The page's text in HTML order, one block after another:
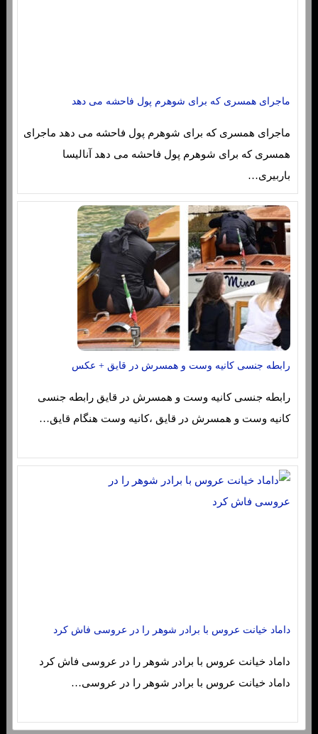
ماجرای همسری که برای شوهرم پول فاحشه می دهد
ماجرای همسری که برای شوهرم پول فاحشه می دهد ماجرای
همسری که برای شوهرم پول فاحشه می دهد آنالیسا
باربیری…
رابطه جنسی کانیه وست و همسرش در قایق + عکس
رابطه جنسی کانیه وست و همسرش در قایق رابطه جنسی
کانیه وست و همسرش در قایق ،کانیه وست هنگام قایق…
داماد خیانت عروس با برادر شوهر را در عروسی فاش کرد
داماد خیانت عروس با برادر شوهر را در عروسی فاش کرد
داماد خیانت عروس با برادر شوهر را در عروسی…